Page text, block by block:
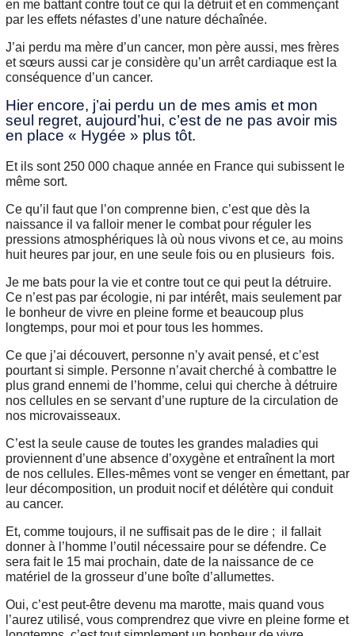
en me battant contre tout ce qui la détruit et en commençant
par les effets néfastes d’une nature déchaînée.
J’ai perdu ma mère d’un cancer, mon père aussi, mes frères
et sœurs aussi car je considère qu’un arrêt cardiaque est la
conséquence d’un cancer.
Hier encore, j’ai perdu un de mes amis et mon
seul regret, aujourd’hui, c’est de ne pas avoir mis
en place « Hygée » plus tôt.
Et ils sont 250 000 chaque année en France qui subissent le
même sort.
Ce qu’il faut que l’on comprenne bien, c’est que dès la
naissance il va falloir mener le combat pour réguler les
pressions atmosphériques là où nous vivons et ce, au moins
huit heures par jour, en une seule fois ou en plusieurs fois.
Je me bats pour la vie et contre tout ce qui peut la détruire.
Ce n’est pas par écologie, ni par intérêt, mais seulement par
le bonheur de vivre en pleine forme et beaucoup plus
longtemps, pour moi et pour tous les hommes.
Ce que j’ai découvert, personne n’y avait pensé, et c’est
pourtant si simple. Personne n’avait cherché à combattre le
plus grand ennemi de l’homme, celui qui cherche à détruire
nos cellules en se servant d’une rupture de la circulation de
nos microvaisseaux.
C’est la seule cause de toutes les grandes maladies qui
proviennent d’une absence d’oxygène et entraînent la mort
de nos cellules. Elles-mêmes vont se venger en émettant, par
leur décomposition, un produit nocif et délétère qui conduit
au cancer.
Et, comme toujours, il ne suffisait pas de le dire ; il fallait
donner à l’homme l’outil nécessaire pour se défendre. Ce
sera fait le 15 mai prochain, date de la naissance de ce
matériel de la grosseur d’une boîte d’allumettes.
Oui, c’est peut-être devenu ma marotte, mais quand vous
l’aurez utilisé, vous comprendrez que vivre en pleine forme et